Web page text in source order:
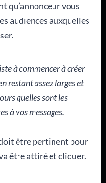
qu’annonceur vous
audiences auxquelles
à commencer à créer
restant assez larges et
quelles sont les
à vos messages.
être pertinent pour
être attiré et cliquer.